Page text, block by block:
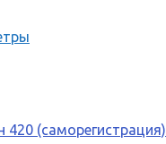
420 (саморегистрация)